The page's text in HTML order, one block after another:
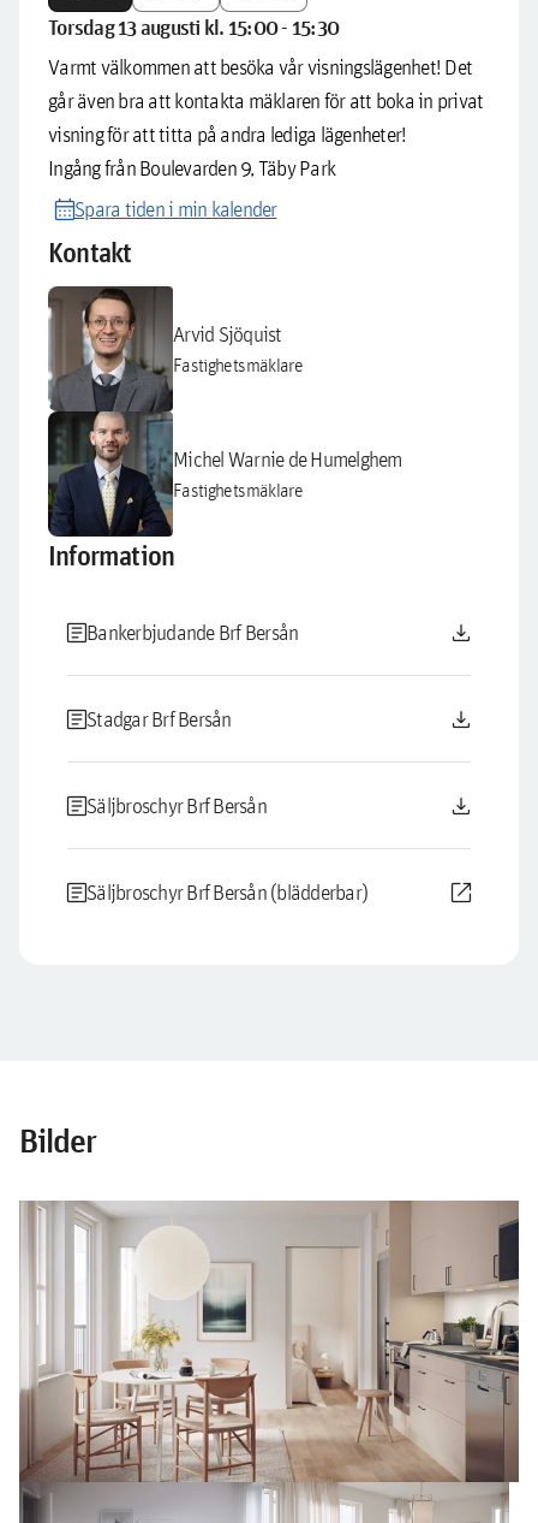
Torsdag 13 augusti kl. 15:00 - 15:30
Varmt välkommen att besöka vår visningslägenhet! Det
går även bra att kontakta mäklaren för att boka in privat
visning för att titta på andra lediga lägenheter!
Ingång från Boulevarden 9, Täby Park
calendar_monthSpara tiden i min kalender
Kontakt
Arvid Sjöquist
Fastighetsmäklare
Michel Warnie de Humelghem
Fastighetsmäklare
Information
articleBankerbjudande Brf Bersån download
articleStadgar Brf Bersån download
articleSäljbroschyr Brf Bersån download
articleSäljbroschyr Brf Bersån (blädderbar) open_in_new
Bilder